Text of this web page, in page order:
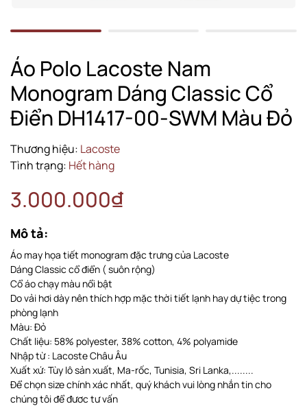
Áo Polo Lacoste Nam
Monogram Dáng Classic Cổ
Điển DH1417-00-SWM Màu Đỏ
Thương hiệu: Lacoste
Tình trạng: Hết hàng
3.000.000₫
Mô tả:
Áo may họa tiết monogram đặc trưng của Lacoste
Dáng Classic cổ điển ( suôn rộng)
Cổ áo chạy màu nổi bật
Do vải hơi dày nên thích hợp mặc thời tiết lạnh hay dự tiệc trong
phòng lạnh
Màu: Đỏ
Chất liệu: 58% polyester, 38% cotton, 4% polyamide
Nhập từ : Lacoste Châu Âu
Xuất xứ: Tùy lô sản xuất, Ma-rốc, Tunisia, Sri Lanka,........
Để chọn size chính xác nhất, quý khách vui lòng nhắn tin cho
chúng tôi để đươc tư vấn